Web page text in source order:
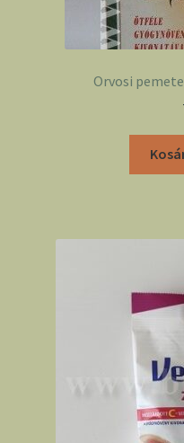
Orvosi